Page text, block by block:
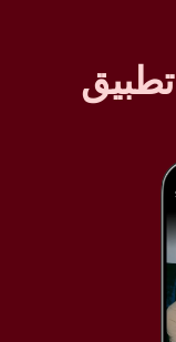
تطبيق